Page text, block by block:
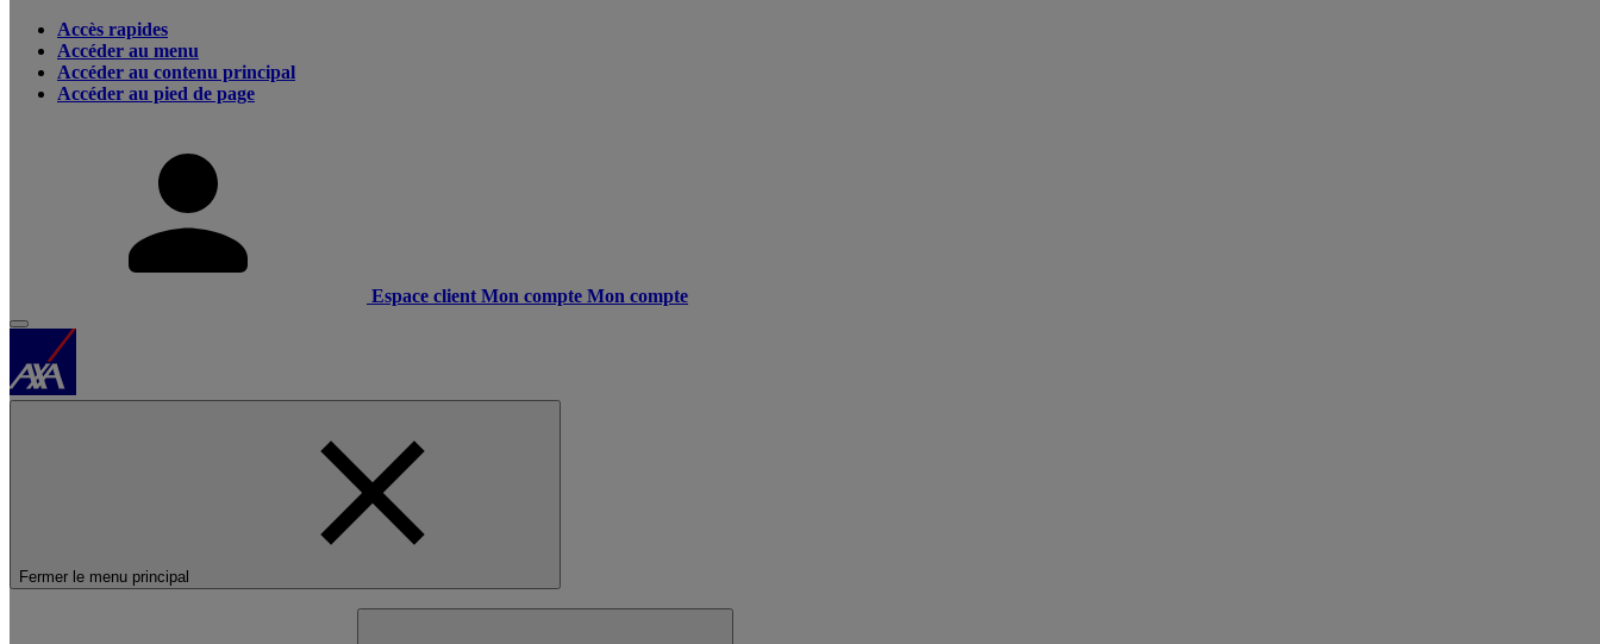
Accès rapides
Accéder au menu
Accéder au contenu principal
Accéder au pied de page
Espace client Mon compte Mon compte
Fermer le menu principal